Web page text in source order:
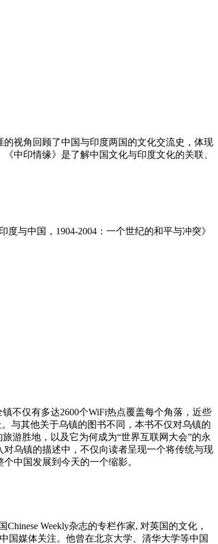
视角回顾了中国与印度两国的文化交流史，体现
中印情缘》是了解中国文化与印度文化的关联、
与中国，1904-2004：一个世纪的和平与冲突》
不仅有多达2600个WiFi热点覆盖每个角落，近些
与其他关于乌镇的图书不同，本书不仅对乌镇的
游胜地，以及它为何成为“世界互联网大会”的永
乌镇的描述中，不仅向读者呈现一个将传统与现
中国发展到今天的一个缩影。
Weekly杂志的专栏作家, 对英国的文化，
国媒体关注。他曾在北京大学、清华大学等中国